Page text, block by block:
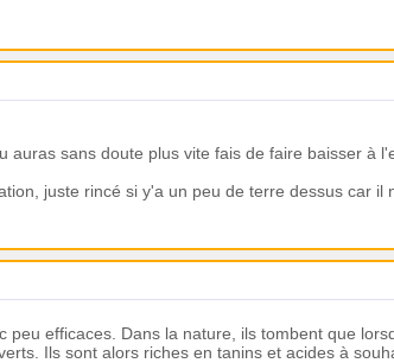
auras sans doute plus vite fais de faire baisser à
juste rincé si y'a un peu de terre dessus car il
peu efficaces. Dans la nature, ils tombent que
Ils sont alors riches en tanins et acides à